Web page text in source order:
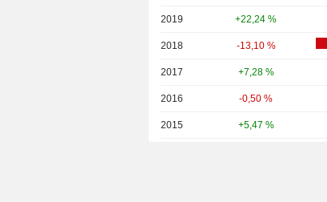
2019 +22,24 %
2018 -13,10 %
2017 +7,28 %
2016 -0,50 %
2015 +5,47 %